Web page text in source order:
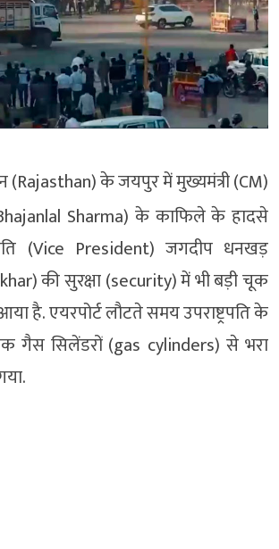
(Rajasthan) के जयपुर में मुख्यमंत्री (CM)
Sharma) के काफिले के हादसे
(Vice President) जगदीप धनखड़
की सुरक्षा (security) में भी बड़ी चूक
है. एयरपोर्ट लौटते समय उपराष्ट्रपति के
गैस सिलेंडरों (gas cylinders) से भरा